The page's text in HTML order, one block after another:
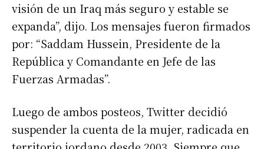
visión de un Iraq más seguro y estable se
expanda”, dijo. Los mensajes fueron firmados
por: “Saddam Hussein, Presidente de la
República y Comandante en Jefe de las
Fuerzas Armadas”.
Luego de ambos posteos, Twitter decidió
suspender la cuenta de la mujer, radicada en